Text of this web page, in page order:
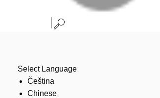
Select Language
Čeština
Chinese